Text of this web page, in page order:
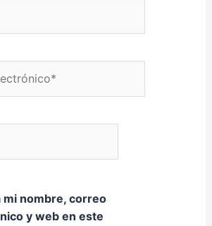
mi nombre, correo
y web en este